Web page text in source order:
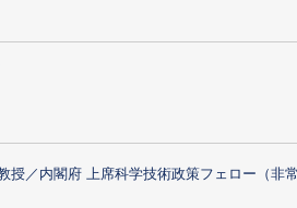
授／内閣府 上席科学技術政策フェロー（非常